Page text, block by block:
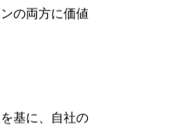
競争力が大き